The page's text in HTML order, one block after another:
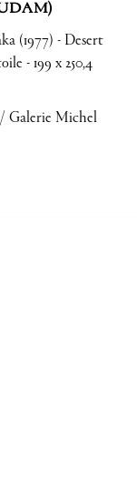
(1977) - Desert
- 199 x 250,4
Galerie Michel